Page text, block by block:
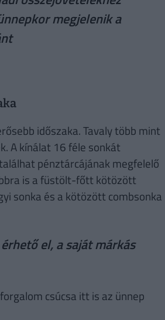
megjelenik a
időszaka. Tavaly több mint
A kínálat 16 féle sonkát
pénztárcájának megfelelő
is a füstölt-főtt kötözött
sonka és a kötözött combsonka
el, a saját márkás
csúcsa itt is az ünnep